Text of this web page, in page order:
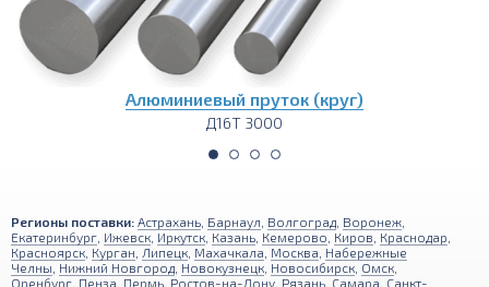
Регионы поставки: Астрахань Барнаул Волгоград Воронеж
Екатеринбург Ижевск Иркутск Казань Кемерово Киров Краснодар
Красноярск Курган Липецк Махачкала Москва Набережные
Челны Нижний Новгород Новокузнецк Новосибирск Омск
Оренбург Пенза Пермь Ростов-на-Дону Рязань Самара Санкт-